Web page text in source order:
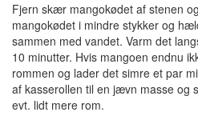
Fjern skær mangokødet af stenen
mangokødet i mindre stykker og
sammen med vandet. Varm det
10 minutter. Hvis mangoen endnu
rommen og lader det simre et par
af kasserollen til en jævn masse og
evt. lidt mere rom.